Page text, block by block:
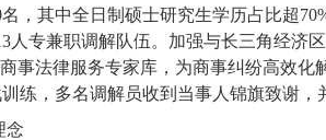
，其中全日制硕士研究生学历占比超
人专兼职调解队伍。加强与长三角经
事法律服务专家库，为商事纠纷高效
练，多名调解员收到当事人锦旗致谢，
念